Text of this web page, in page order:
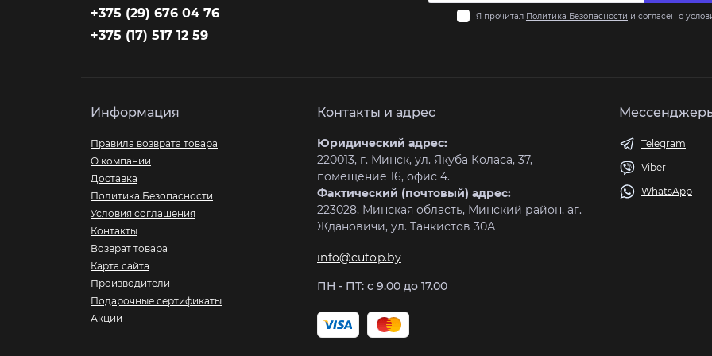
+375 (29) 676 04 76
+375 (17) 517 12 59
Я прочитал Политика Безопасности и согласен с
Информация
Правила возврата товара
О компании
Доставка
Политика Безопасности
Условия соглашения
Контакты
Возврат товара
Карта сайта
Производители
Подарочные сертификаты
Акции
Контакты и адрес
Юридический адрес:
220013, г. Минск, ул. Якуба Коласа, 37,
помещение 16, офис 4.
Фактический (почтовый) адрес:
223028, Минская область, Минский район, аг.
Ждановичи, ул. Танкистов 30А
info@cutop.by
ПН - ПТ: с 9.00 до 17.00
Telegram
Viber
WhatsApp